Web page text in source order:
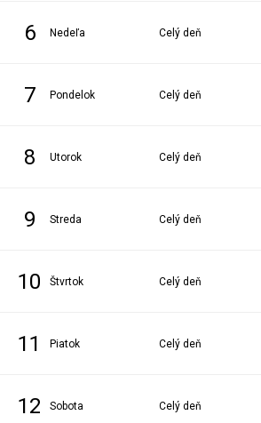
6 nedeľa Celý deň
7 pondelok Celý deň
8 utorok Celý deň
9 streda Celý deň
10 štvrtok Celý deň
11 piatok Celý deň
12 sobota Celý deň